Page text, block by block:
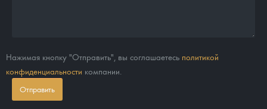
Нажимая кнопку "Отправить", вы соглашаетесь политикой
конфиденциальности компании.
Отправить